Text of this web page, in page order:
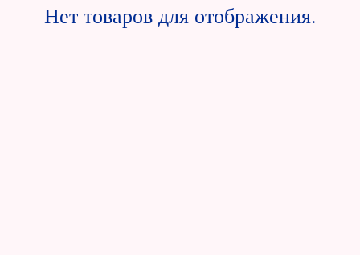
Нет товаров для отображения.